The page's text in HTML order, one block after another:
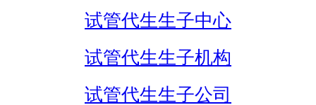
试管代生生子中心
试管代生生子机构
试管代生生子公司